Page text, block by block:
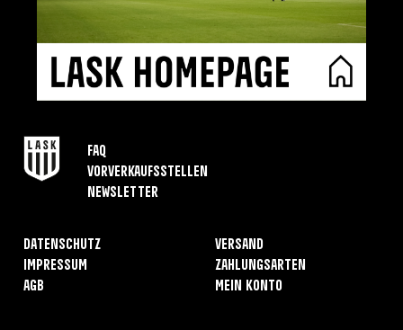
FAQ
Vorverkaufsstellen
Newsletter
Datenschutz
Impressum
AGB
Versand
Zahlungsarten
Mein Konto